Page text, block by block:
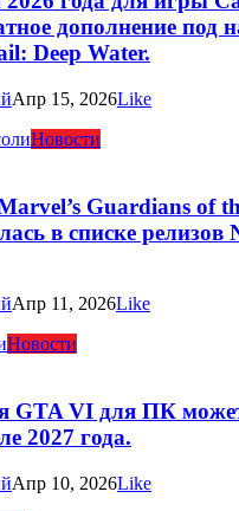
дополнение под
Deep Water.
Апр 15, 2026Like
Новости
Guardians of
в списке релизов
Апр 11, 2026Like
Новости
GTA VI для ПК
2027 года.
Апр 10, 2026Like